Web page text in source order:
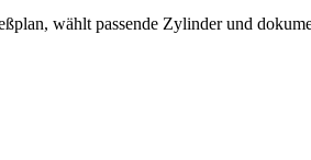
wählt passende Zylinder und